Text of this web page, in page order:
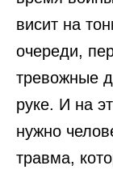
висит на
очереди,
тревожные
руке. И на
нужно
травма,